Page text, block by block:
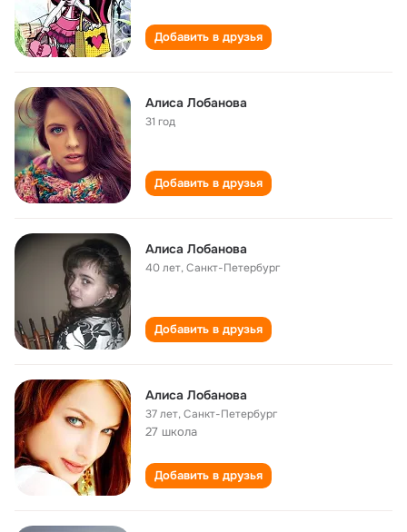
Добавить в друзья
Алиса Лобанова
31 год
Добавить в друзья
Алиса Лобанова
40 лет,Санкт-Петербург
Добавить в друзья
Алиса Лобанова
37 лет,Санкт-Петербург
27 школа
Добавить в друзья